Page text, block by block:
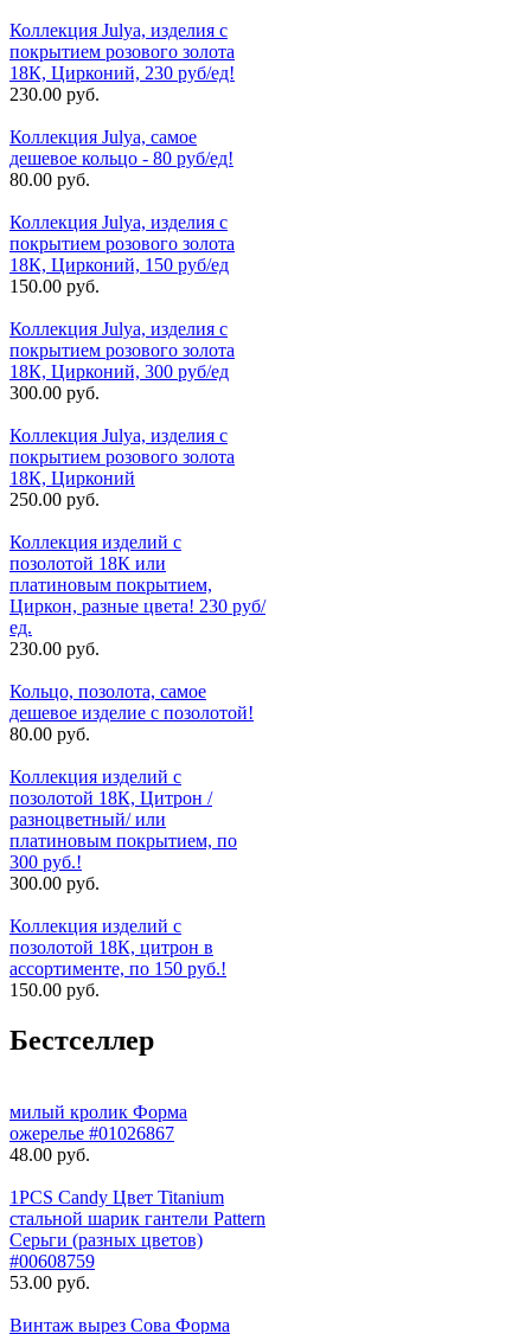
Коллекция Julya, изделия с
покрытием розового золота
18К, Цирконий, 230 руб/ед!
230.00 руб.
Коллекция Julya, самое
дешевое кольцо - 80 руб/ед!
80.00 руб.
Коллекция Julya, изделия с
покрытием розового золота
18К, Цирконий, 150 руб/ед
150.00 руб.
Коллекция Julya, изделия с
покрытием розового золота
18К, Цирконий, 300 руб/ед
300.00 руб.
Коллекция Julya, изделия с
покрытием розового золота
18К, Цирконий
250.00 руб.
Коллекция изделий с
позолотой 18К или
платиновым покрытием,
Циркон, разные цвета! 230 руб/
ед.
230.00 руб.
Кольцо, позолота, самое
дешевое изделие с позолотой!
80.00 руб.
Коллекция изделий с
позолотой 18К, Цитрон /
разноцветный/ или
платиновым покрытием, по
300 руб.!
300.00 руб.
Коллекция изделий с
позолотой 18К, цитрон в
ассортименте, по 150 руб.!
150.00 руб.
Бестселлер
милый кролик Форма
ожерелье #01026867
48.00 руб.
1PCS Candy Цвет Titanium
стальной шарик гантели Pattern
Серьги (разных цветов)
#00608759
53.00 руб.
Винтаж вырез Сова Форма